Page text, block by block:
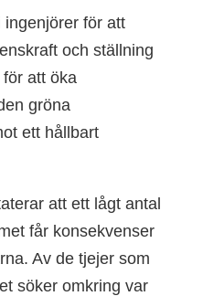
ingenjörer för att
och ställning
att öka
gröna
ett hållbart
att ett lågt antal
får konsekvenser
Av de tjejer som
söker omkring var